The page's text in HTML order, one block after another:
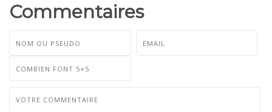
Commentaires